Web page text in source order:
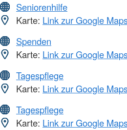
Seniorenhilfe
Karte: Link zur Google
Spenden
Karte: Link zur Google
Tagespflege
Karte: Link zur Google
Tagespflege
Karte: Link zur Google